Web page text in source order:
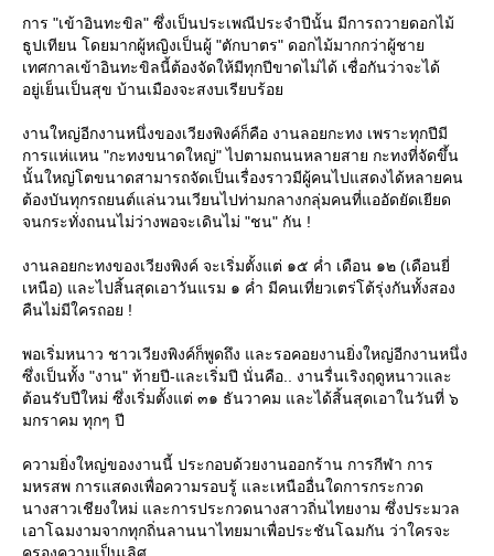
การ "เข้าอินทะขิล" ซึ่งเป็นประเพณีประจำปีนั้น มีการถวายดอกไม้
ธูปเทียน โดยมากผู้หญิงเป็นผู้ "ตักบาตร" ดอกไม้มากกว่าผู้ชา
เทศกาลเข้าอินทะขิลนี้ต้องจัดให้มีทุกปีขาดไม่ได้ เชื่อกันว่าจะได้
อยู่เย็นเป็นสุข บ้านเมืองจะสงบเรียบร้อ
งานใหญ่อีกงานหนึ่งของเวียงพิงค์ก็คือ งานลอยกะทง เพราะทุกปีมี
การแห่แหน "กะทงขนาดใหญ่" ไปตามถนนหลายสาย กะทงที่จัดขึ้น
นั้นใหญ่โตขนาดสามารถจัดเป็นเรื่องราวมีผู้คนไปแสดงได้หลายคน
ต้องบันทุกรถยนต์แล่นวนเวียนไปท่ามกลางกลุ่มคนที่แออัดยัดเยียด
จนกระทั่งถนนไม่ว่างพอจะเดินไม่ "ชน" กัน !
งานลอยกะทงของเวียงพิงค์ จะเริ่มตั้งแต่ ๑๕ ค่ำ เดือน ๑๒ (เดือนยี่
เหนือ) และไปสิ้นสุดเอาวันแรม ๑ ค่ำ มีคนเที่ยวเตร่โต้รุ่งกันทั้งสอง
คืนไม่มีใครถอย !
พอเริ่มหนาว ชาวเวียงพิงค์ก็พูดถึง และรอคอยงานยิ่งใหญ่อีกงานหนึ่ง
ซึ่งเป็นทั้ง "งาน" ท้ายปี-และเริ่มปี นั่นคือ.. งานรื่นเริงฤดูหนาวและ
ต้อนรับปีใหม่ ซึ่งเริ่มตั้งแต่ ๓๑ ธันวาคม และได้สิ้นสุดเอาในวันที่ ๖
มกราคม ทุกๆ ปี
ความยิ่งใหญ่ของงานนี้ ประกอบด้วยงานออกร้าน การกีฬา การ
มหรสพ การแสดงเพื่อความรอบรู้ และเหนืออื่นใดการกระกวด
นางสาวเชียงใหม่ และการประกวดนางสาวถิ่นไทยงาม ซึ่งประมวล
เอาโฉมงามจากทุกถิ่นลานนาไทยมาเพื่อประชันโฉมกัน ว่าใครจะ